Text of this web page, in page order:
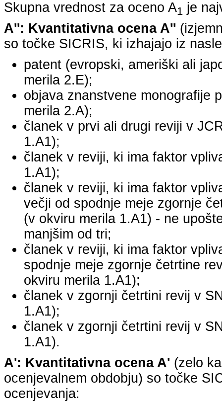
Skupna vrednost za oceno A1 je
A'': Kvantitativna ocena A''
so točke SICRIS, ki izhajajo iz
patent (evropski, ameriški ali
merila 2.E);
objava znanstvene monografije
merila 2.A);
članek v prvi ali drugi reviji v
1.A1);
članek v reviji, ki ima faktor
1.A1);
članek v reviji, ki ima faktor
večji od spodnje meje zgornje
(v okviru merila 1.A1) - ne
manjšim od tri;
članek v reviji, ki ima faktor
spodnje meje zgornje četrtine
okviru merila 1.A1);
članek v zgornji četrtini revij v
1.A1);
članek v zgornji četrtini revij v
1.A1).
A': Kvantitativna ocena A' (zelo
ocenjevalnem obdobju) so točke
ocenjevanja: